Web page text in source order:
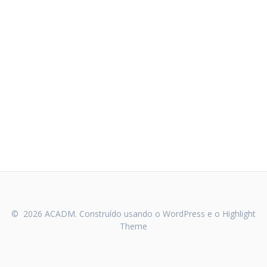
© 2026 ACADM. Construído usando o WordPress e o Highlight
Theme